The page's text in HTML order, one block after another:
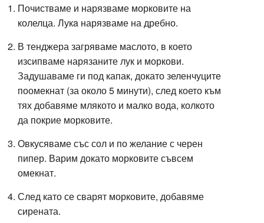
Почистваме и нарязваме морковите на
колелца. Лукa нарязваме на дребно.
В тенджера загряваме маслото, в което
изсипваме нарязаните лук и моркови.
Задушаваме ги под капак, докато зеленчуците
поомекнат (за около 5 минути), след което към
тях добавяме млякото и малко вода, колкото
да покрие морковите.
Овкусяваме със сол и по желание с черен
пипер. Варим докато морковите съвсем
омекнат.
След като се сварят морковите, добавяме
сирената.